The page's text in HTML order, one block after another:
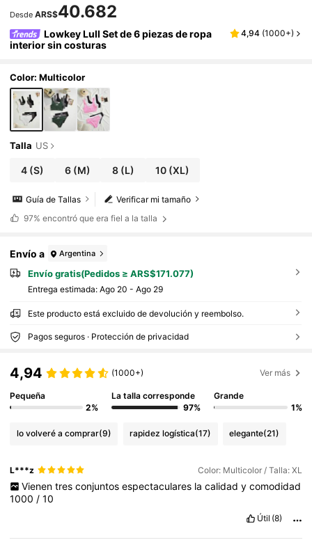
Desde ARS$40.682
Lowkey Lull Set de 6 piezas de ropa
interior sin costuras
4,94 (1000+)
Color: Multicolor
Talla US
4 (S) 6 (M) 8(L) 10 (XL)
Verificar mi tamaño
Guía de Tallas
97% encontró que era fiel a la talla
Envío a Argentina
Envío gratis(Pedidos ≥ ARS$171.077)
Entrega estimada: Ago 20 - Ago 29
Este producto está excluido de devolución y reembolso.
Pagos seguros · Protección de privacidad
4,94 (1000+) Ver más
Pequeña
2%
La talla corresponde
97%
Grande
1%
lo volveré a comprar(9) rapidez logística(17) elegante(21)
L***z Color: Multicolor / Talla: XL
Vienen tres conjuntos espectaculares la calidad y comodidad
1000 /10
Útil (8)